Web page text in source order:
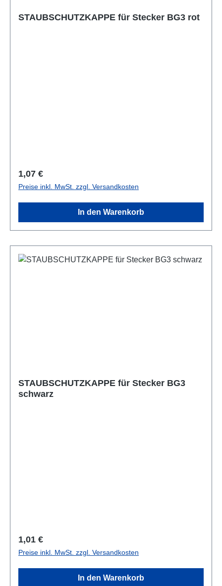
STAUBSCHUTZKAPPE für Stecker BG3 rot
Regulärer Preis:
1,07 €
Preise inkl. MwSt. zzgl. Versandkosten
In den Warenkorb
STAUBSCHUTZKAPPE für Stecker BG3
schwarz
Regulärer Preis:
1,01 €
Preise inkl. MwSt. zzgl. Versandkosten
In den Warenkorb